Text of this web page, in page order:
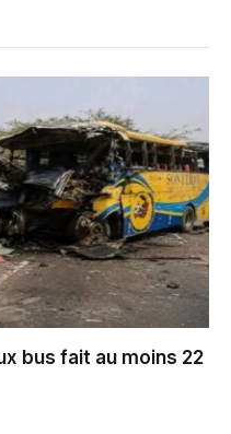
bus fait au moins 22